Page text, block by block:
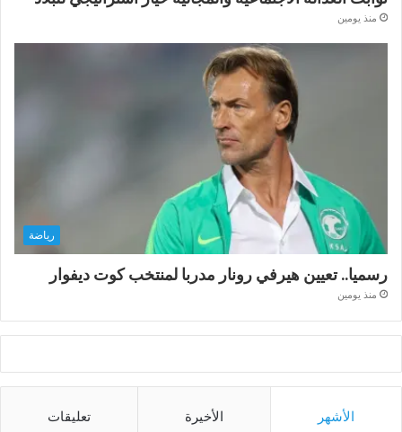
منذ يومين
رياضة
رسميا.. تعيين هيرفي رونار مدربا لمنتخب كوت ديفوار
منذ يومين
الأشهر الأخيرة تعليقات